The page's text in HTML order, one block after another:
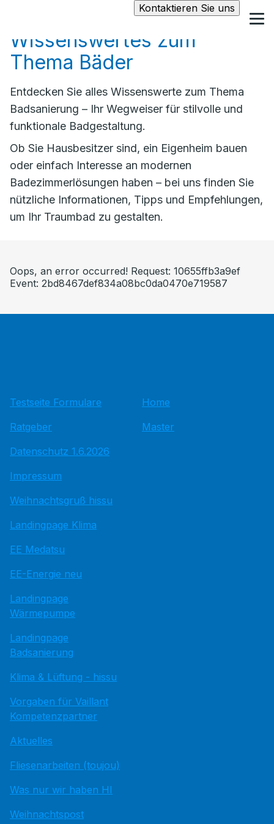
Kontaktieren Sie uns
Wissenswertes zum
Thema Bäder
Entdecken Sie alles Wissenswerte zum Thema
Badsanierung – Ihr Wegweiser für stilvolle und
funktionale Badgestaltung.
Ob Sie Hausbesitzer sind, ein Eigenheim bauen
oder einfach Interesse an modernen
Badezimmerlösungen haben – bei uns finden Sie
nützliche Informationen, Tipps und Empfehlungen,
um Ihr Traumbad zu gestalten.
Oops, an error occurred! Request: 10655ffb3a9ef
Event: 2bd8467def834a08bc0da0470e719587
Testseite Formulare
Ratgeber
Datenschutz 1.6.2026
Impressum
Weihnachtsgruß hissu
Landingpage Klima
EE Medatsu
EE-Energie neu
Landingpage
Wärmepumpe
Landingpage
Badsanierung
Klima & Lüftung - hissu
Vorgaben für Vaillant
Kompetenzpartner
Aktuelles
Fliesenarbeiten (toujou)
Was nur wir haben HI
Weihnachtspost
Home
Master